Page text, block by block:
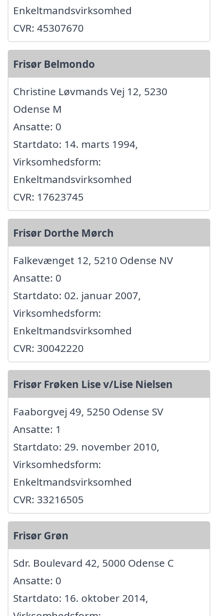
Enkeltmandsvirksomhed
CVR: 45307670
Frisør Belmondo
Christine Løvmands Vej 12, 5230
Odense M
Ansatte: 0
Startdato: 14. marts 1994,
Virksomhedsform:
Enkeltmandsvirksomhed
CVR: 17623745
Frisør Dorthe Mørch
Falkevænget 12, 5210 Odense NV
Ansatte: 0
Startdato: 02. januar 2007,
Virksomhedsform:
Enkeltmandsvirksomhed
CVR: 30042220
Frisør Frøken Lise v/Lise Nielsen
Faaborgvej 49, 5250 Odense SV
Ansatte: 1
Startdato: 29. november 2010,
Virksomhedsform:
Enkeltmandsvirksomhed
CVR: 33216505
Frisør Grøn
Sdr. Boulevard 42, 5000 Odense C
Ansatte: 0
Startdato: 16. oktober 2014,